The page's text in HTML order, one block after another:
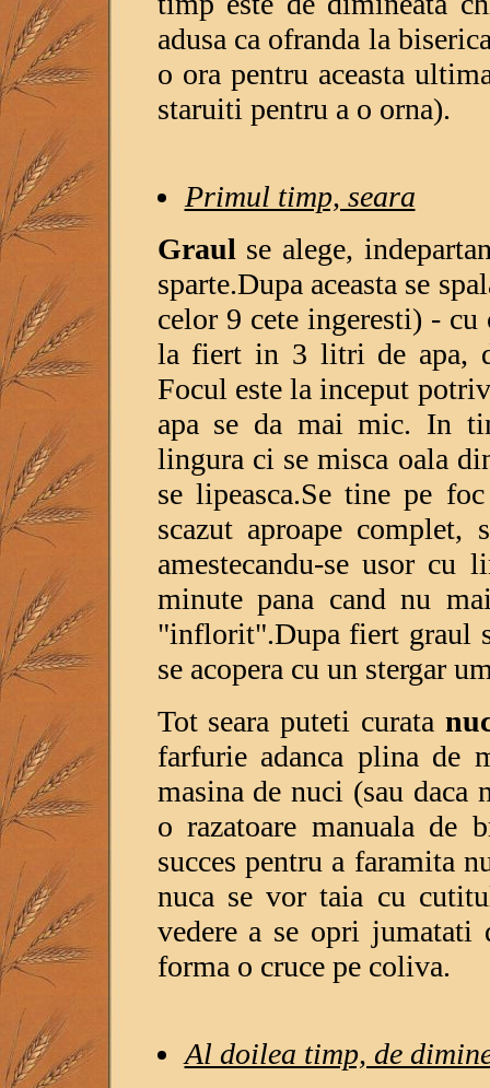
adusa ca ofranda la
o ora pentru aceasta
staruiti pentru a o orna).
Primul timp, seara
Graul se alege,
sparte.Dupa aceasta se
celor 9 cete ingeresti) - cu
la fiert in 3 litri de apa,
Focul este la inceput
apa se da mai mic. In
lingura ci se misca oala
se lipeasca.Se tine pe
scazut aproape
amestecandu-se usor cu
minute pana cand nu
"inflorit".Dupa fiert graul
se acopera cu un stergar
Tot seara puteti curata
farfurie adanca plina de
masina de nuci (sau daca
o razatoare manuala de
succes pentru a faramita
nuca se vor taia cu
vedere a se opri
forma o cruce pe coliva.
Al doilea timp, de